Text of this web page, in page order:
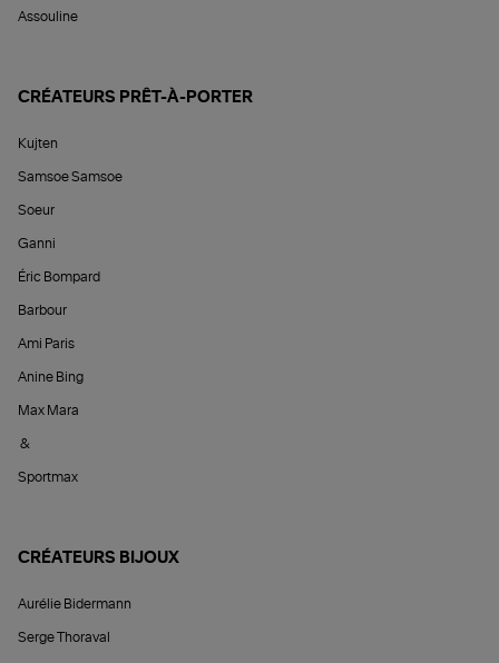
Assouline
CRÉATEURS PRÊT-À-PORTER
Kujten
Samsoe Samsoe
Soeur
Ganni
Éric Bompard
Barbour
Ami Paris
Anine Bing
Max Mara
&
Sportmax
CRÉATEURS BIJOUX
Aurélie Bidermann
Serge Thoraval